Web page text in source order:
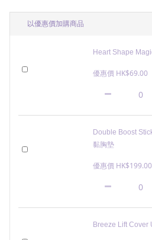
以優惠價加購商品
Heart Shape
優惠價 HK$69.00
Double Boost
黏胸墊
優惠價 HK$199.00
Breeze Lift Cover